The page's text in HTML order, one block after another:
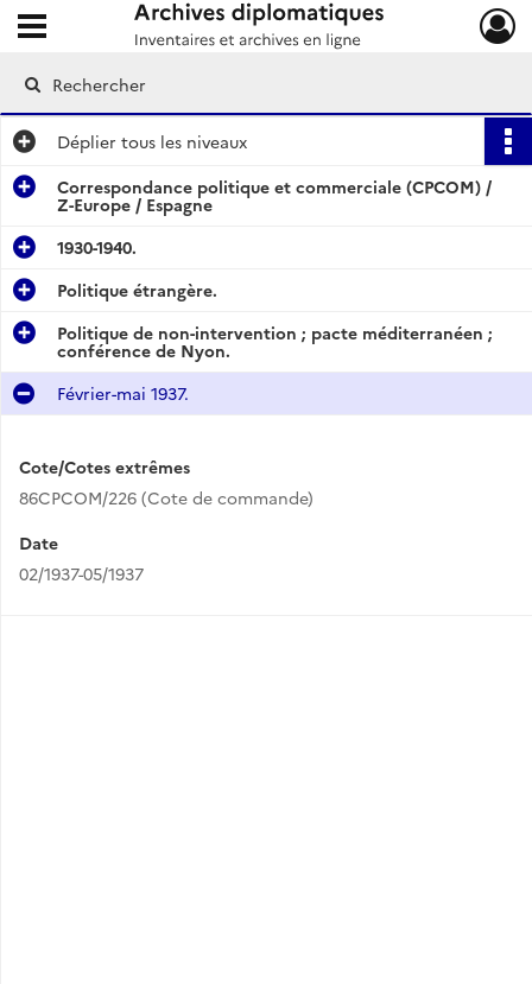
Archives diplomatiques
Ouvrir le menu déroulant
Déplier tous les niveaux
Correspondance politique et commerciale (CPCOM) /
Z-Europe / Espagne
1930-1940.
Politique étrangère.
Politique de non-intervention ; pacte méditerranéen ;
conférence de Nyon.
Février-mai 1937.
Cote/Cotes extrêmes
86CPCOM/226 (Cote de commande)
Date
02/1937-05/1937